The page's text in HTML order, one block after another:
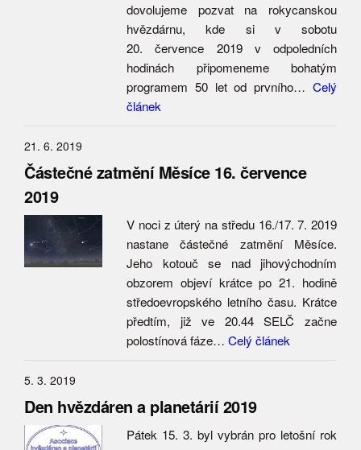
dovolujeme pozvat na rokycanskou
hvězdárnu, kde si v sobotu
20. července 2019 v odpoledních
hodinách připomeneme bohatým
programem 50 let od prvního… Celý
článek
21. 6. 2019
Částečné zatmění Měsíce 16. července
2019
V noci z úterý na středu 16./17. 7. 2019
nastane částečné zatmění Měsíce.
Jeho kotouč se nad jihovýchodním
obzorem objeví krátce po 21. hodině
středoevropského letního času. Krátce
předtím, již ve 20.44 SELČ začne
polostínová fáze… Celý článek
5. 3. 2019
Den hvězdáren a planetárií 2019
Pátek 15. 3. byl vybrán pro letošní rok